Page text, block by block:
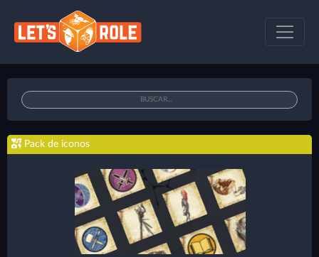
Pack de iconos